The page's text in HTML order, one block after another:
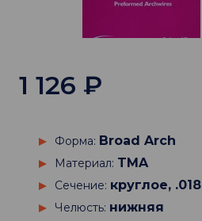
Форма: Broad Arch
Материал: TMA
Сечение: круглое, .018
Челюсть: нижняя
1 126 ₽